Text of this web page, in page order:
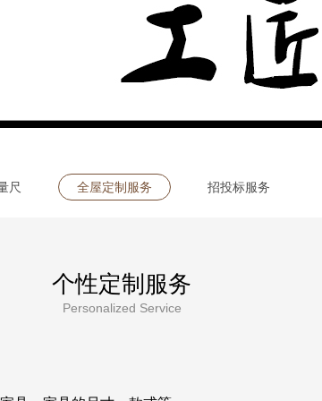
尺 全屋定制服务 招投标服务
个性定制服务
Personalized Service